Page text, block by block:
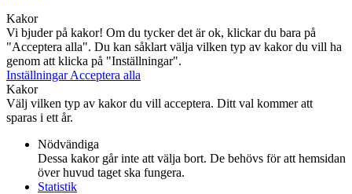
Kakor
Vi bjuder på kakor! Om du tycker det är ok, klickar du bara på
"Acceptera alla". Du kan såklart välja vilken typ av kakor du vill ha
genom att klicka på "Inställningar".
InställningarAcceptera alla
Kakor
Välj vilken typ av kakor du vill acceptera. Ditt val kommer att
sparas i ett år.
Nödvändiga
Dessa kakor går inte att välja bort. De behövs för att hemsidan
över huvud taget ska fungera.
Statistik